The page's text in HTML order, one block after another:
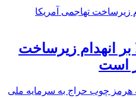
بر انهدام زیرساخت
است